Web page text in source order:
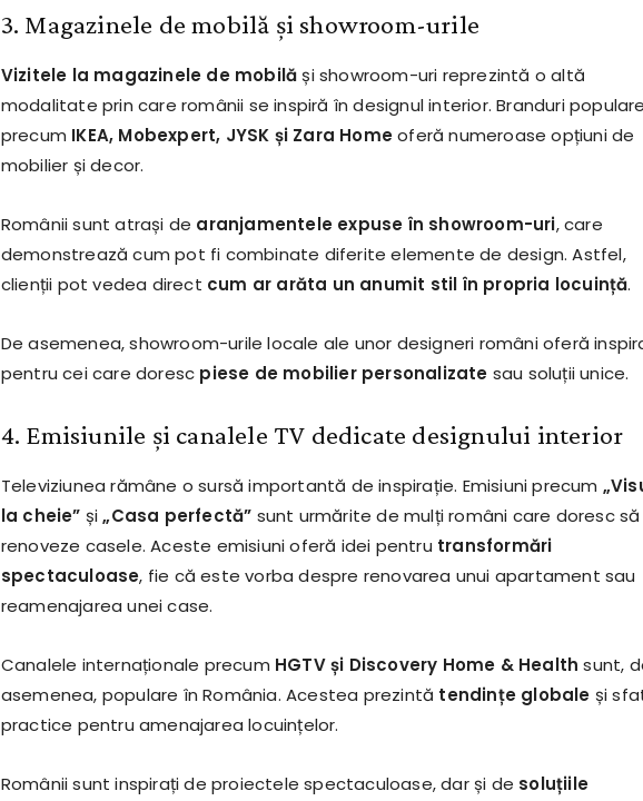
3. Magazinele de mobilă și showroom-urile
Vizitele la magazinele de mobilăși showroom-uri reprezintă o altă
modalitate prin care românii se inspiră în designul interior. Branduri populare
precum IKEA, Mobexpert, JYSK și Zara Homeoferă numeroase opțiuni de
mobilier și decor.
Românii sunt atrași de aranjamentele expuse în showroom-uri, care
demonstrează cum pot fi combinate diferite elemente de design. Astfel,
clienții pot vedea direct cum ar arăta un anumit stil în propria locuință.
De asemenea, showroom-urile locale ale unor designeri români oferă
pentru cei care doresc piese de mobilier personalizate sau soluții unice.
4. Emisiunile și canalele TV dedicate designului interior
Televiziunea rămâne o sursă importantă de inspirație. Emisiuni precum
la cheie” și„Casa perfectă” sunt urmărite de mulți români care doresc să
renoveze casele. Aceste emisiuni oferă idei pentru transformări
spectaculoase, fie că este vorba despre renovarea unui apartament sau
reamenajarea unei case.
Canalele internaționale precum HGTV și Discovery Home & Health sunt,
asemenea, populare în România. Acestea prezintă tendințe globale și
practice pentru amenajarea locuințelor.
Românii sunt inspirați de proiectele spectaculoase, dar și de soluțiile